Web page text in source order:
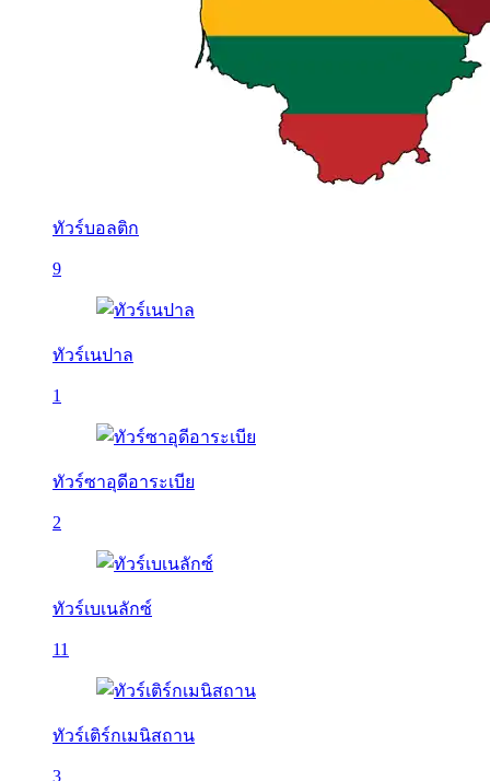
ทัวร์บอลติก
9
ทัวร์เนปาล
1
ทัวร์ซาอุดีอาระเบีย
2
ทัวร์เบเนลักซ์
11
ทัวร์เติร์กเมนิสถาน
3